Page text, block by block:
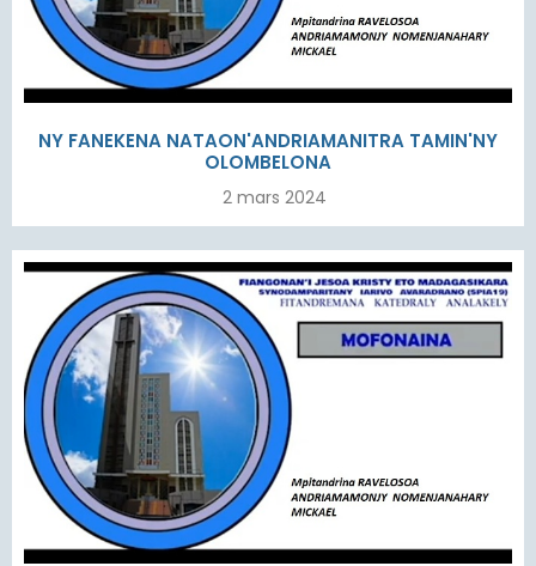
NY FANEKENA NATAON'ANDRIAMANITRA TAMIN'NY
OLOMBELONA
2 mars 2024